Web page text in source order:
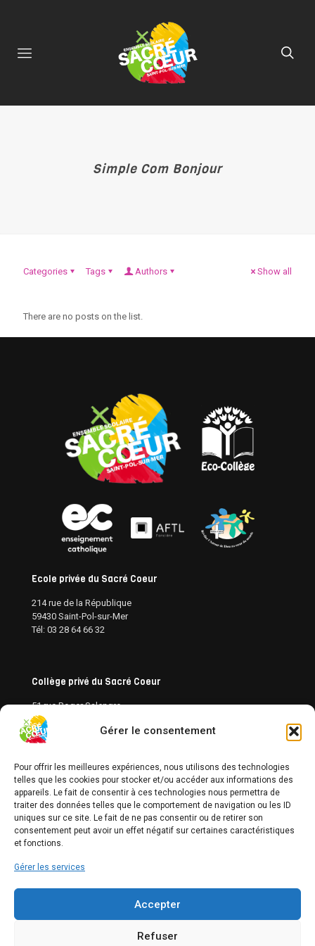
Gérer le consentement
Pour offrir les meilleures expériences, nous utilisons des technologies
telles que les cookies pour stocker et/ou accéder aux informations des
appareils. Le fait de consentir à ces technologies nous permettra de
traiter des données telles que le comportement de navigation ou les ID
uniques sur ce site. Le fait de ne pas consentir ou de retirer son
consentement peut avoir un effet négatif sur certaines caractéristiques
et fonctions.
Gérer les services
Accepter
Refuser
Simple Com Bonjour
Categories Tags Authors Show all
There are no posts on the list.
Ecole privée du Sacré Coeur
214 rue de la République
59430 Saint-Pol-sur-Mer
Tél: 03 28 64 66 32
Collège privé du Sacré Coeur
51 rue Roger Salengro
59430 Saint-Pol-sur-Mer
Tél: 03 28 60 56 06
Cliquez sur « J’accepte » pour activer Google